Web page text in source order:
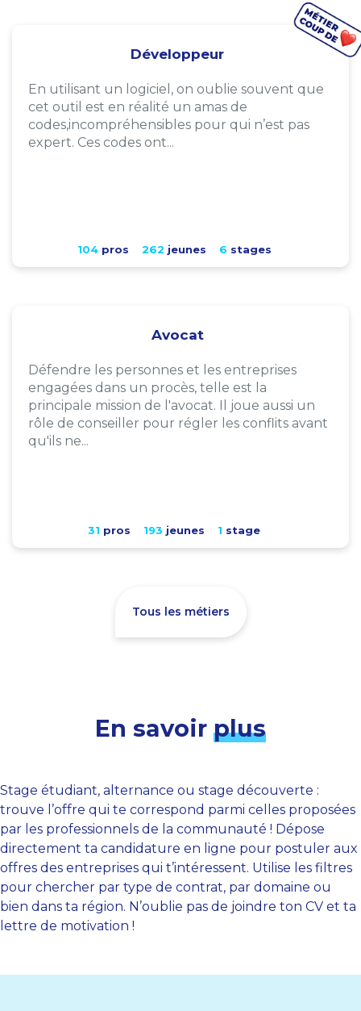
Développeur
En utilisant un logiciel, on oublie souvent que
cet outil est en réalité un amas de
codes,incompréhensibles pour qui n’est pas
expert. Ces codes ont...
104pros 262 jeunes 6 stages
Avocat
Défendre les personnes et les entreprises
engagées dans un procès, telle est la
principale mission de l'avocat. Il joue aussi un
rôle de conseiller pour régler les conflits avant
qu'ils ne...
31 pros 193 jeunes 1 stage
Tous les métiers
En savoir plus
Stage étudiant, alternance ou stage découverte :
trouve l’offre qui te correspond parmi celles proposées
par les professionnels de la communauté ! Dépose
directement ta candidature en ligne pour postuler aux
offres des entreprises qui t’intéressent. Utilise les filtres
pour chercher par type de contrat, par domaine ou
bien dans ta région. N’oublie pas de joindre ton CV et ta
lettre de motivation !